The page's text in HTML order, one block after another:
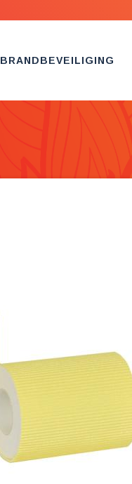
BRANDBEVEILIGING